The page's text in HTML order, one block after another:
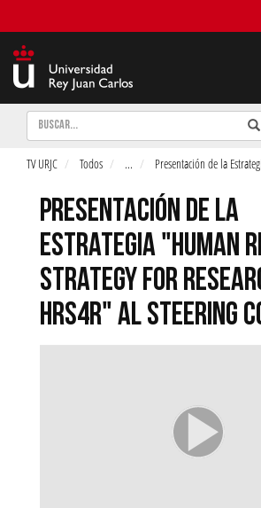
Buscar
TV URJC Todos ... Presentación de la
PRESENTACIÓN DE LA
ESTRATEGIA "HUMAN
STRATEGY FOR
HRS4R" AL STEERING